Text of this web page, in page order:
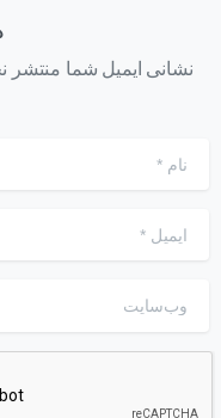
نشانی ایمیل شما منتشر
*
ایمیل
وب‌سایت